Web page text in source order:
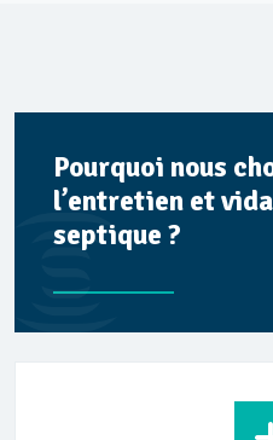
Pourquoi nous
l’entretien et
septique ?